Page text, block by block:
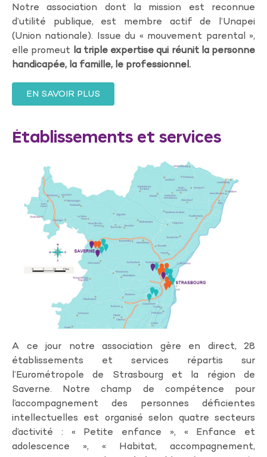
Notre association dont la mission est reconnue
d’utilité publique, est membre actif de l’Unapei
(Union nationale). Issue du « mouvement parental »,
elle promeut la triple expertise qui réunit la personne
handicapée, la famille, le professionnel.
EN SAVOIR PLUS
Établissements et services
A ce jour notre association gère en direct, 28
établissements et services répartis sur
l’Eurométropole de Strasbourg et la région de
Saverne. Notre champ de compétence pour
l’accompagnement des personnes déficientes
intellectuelles est organisé selon quatre secteurs
d’activité : « Petite enfance », « Enfance et
adolescence », « Habitat, accompagnement,